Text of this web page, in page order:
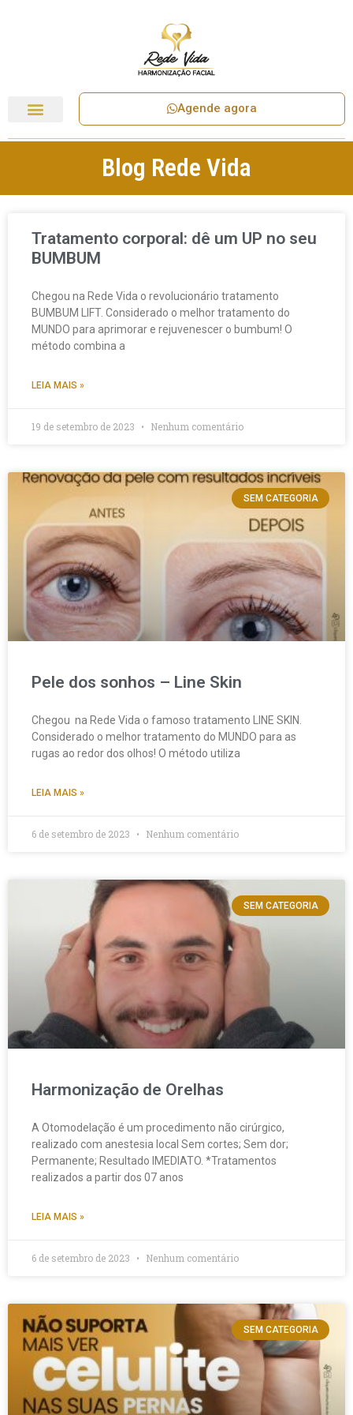
Agende agora
Blog Rede Vida
Tratamento corporal: dê um UP no seu
BUMBUM
Chegou na Rede Vida o revolucionário tratamento
BUMBUM LIFT. Considerado o melhor tratamento do
MUNDO para aprimorar e rejuvenescer o bumbum! O
método combina a
LEIA MAIS »
19 de setembro de 2023 Nenhum comentário
SEM CATEGORIA
Pele dos sonhos – Line Skin
Chegou na Rede Vida o famoso tratamento LINE SKIN.
Considerado o melhor tratamento do MUNDO para as
rugas ao redor dos olhos! O método utiliza
LEIA MAIS »
6 de setembro de 2023 Nenhum comentário
SEM CATEGORIA
Harmonização de Orelhas
A Otomodelação é um procedimento não cirúrgico,
realizado com anestesia local Sem cortes; Sem dor;
Permanente; Resultado IMEDIATO. *Tratamentos
realizados a partir dos 07 anos
LEIA MAIS »
6 de setembro de 2023 Nenhum comentário
SEM CATEGORIA